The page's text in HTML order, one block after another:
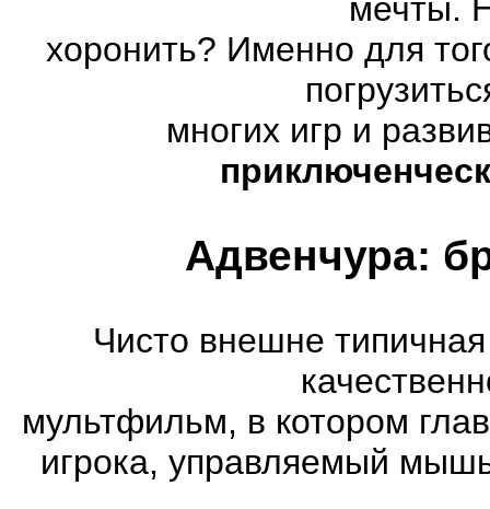
мечты.
хоронить? Именно для
многих игр и
Адвенчура:
Чисто внешне
мультфильм, в котором
игрока, управляемый